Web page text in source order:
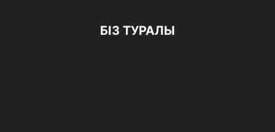
БІЗ ТУРАЛЫ